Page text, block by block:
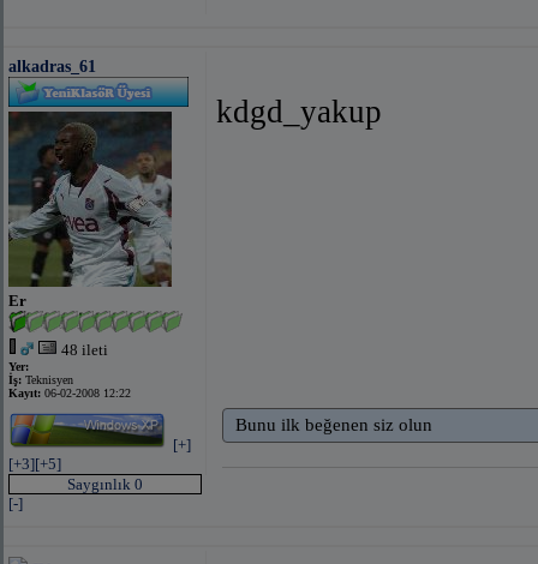
alkadras_61
Er
48 ileti
Yer:
İş: Teknisyen
Kayıt: 06-02-2008 12:22
[+]
[+3][+5]
Saygınlık 0
[-]
kdgd_yakup
Bunu ilk beğenen siz olun